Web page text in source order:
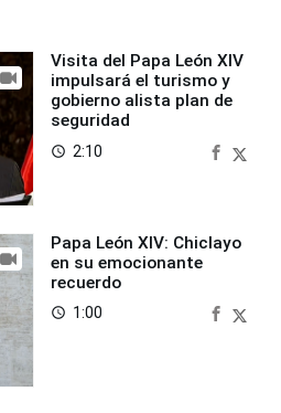
Visita del Papa León XIV
impulsará el turismo y
gobierno alista plan de
seguridad
access_time 2:10
Papa León XIV: Chiclayo
en su emocionante
recuerdo
access_time 1:00